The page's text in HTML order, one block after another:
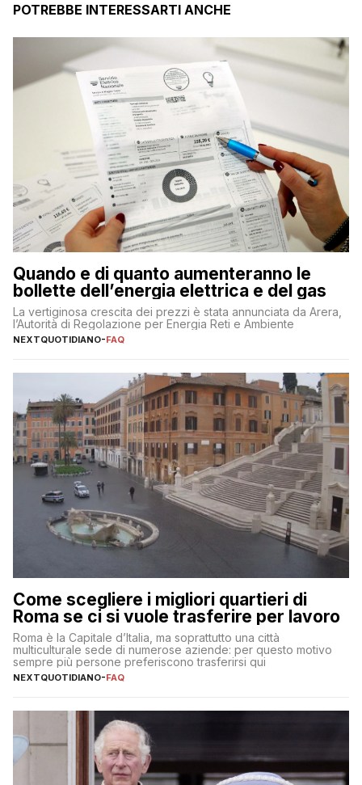
POTREBBE INTERESSARTI ANCHE
Quando e di quanto aumenteranno le
bollette dell’energia elettrica e del gas
La vertiginosa crescita dei prezzi è stata annunciata da Arera,
l’Autorità di Regolazione per Energia Reti e Ambiente
NEXTQUOTIDIANO-FAQ
Come scegliere i migliori quartieri di
Roma se ci si vuole trasferire per lavoro
Roma è la Capitale d’Italia, ma soprattutto una città
multiculturale sede di numerose aziende: per questo motivo
sempre più persone preferiscono trasferirsi qui
NEXTQUOTIDIANO-FAQ